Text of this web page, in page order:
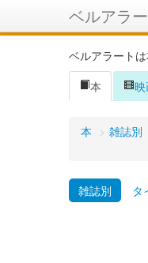
ベルアラ
ベルアラート
本
本 > 雑誌別
雑誌別 タ